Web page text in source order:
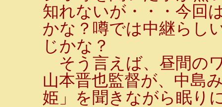
知れないが・・・今回
かな？噂では中継らし
じかな？
そう言えば、昼間の
山本晋也監督が、中島
姫」を聞きながら眠り